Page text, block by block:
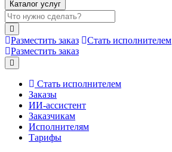
Каталог услуг
Разместить заказ
Стать исполнителем
Разместить заказ
Стать исполнителем
Заказы
ИИ-ассистент
Заказчикам
Исполнителям
Тарифы